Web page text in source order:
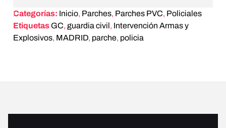
Categorías: Inicio, Parches, Parches PVC, Policiales
Etiquetas GC, guardia civil, Intervención Armas y
Explosivos, MADRID, parche, policia